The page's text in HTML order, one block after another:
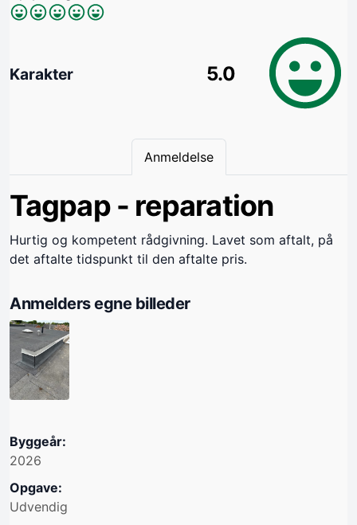
Karakter 5.0
Anmeldelse
Tagpap - reparation
Hurtig og kompetent rådgivning. Lavet som aftalt, på
det aftalte tidspunkt til den aftalte pris.
Anmelders egne billeder
Byggeår:
2026
Opgave:
Udvendig